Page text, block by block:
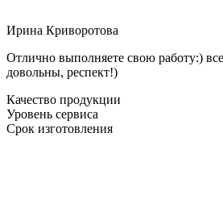
Ирина Криворотова
Отлично выполняете свою работу:)
довольны, респект!)
Качество продукции
Уровень сервиса
Срок изготовления